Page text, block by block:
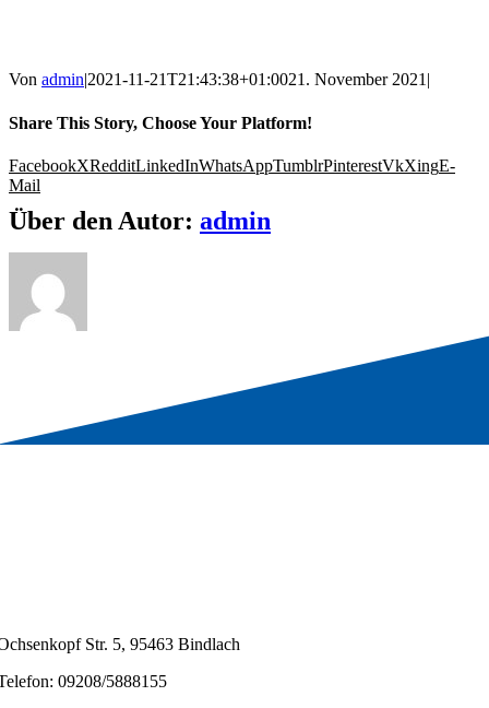
Von admin|2021-11-21T21:43:38+01:0021. November 2021|
Share This Story, Choose Your Platform!
FacebookXRedditLinkedInWhatsAppTumblrPinterestVkXingE-
Mail
Über den Autor: admin
Str. 5, 95463 Bindlach
09208/5888155